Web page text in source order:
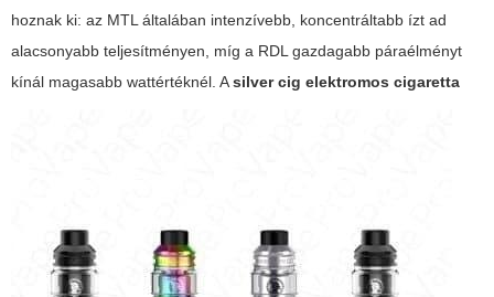
hoznak ki: az MTL általában intenzívebb, koncentráltabb ízt ad
alacsonyabb teljesítményen, míg a RDL gazdagabb páraélményt
kínál magasabb wattértéknél. Asilver cig elektromos cigaretta